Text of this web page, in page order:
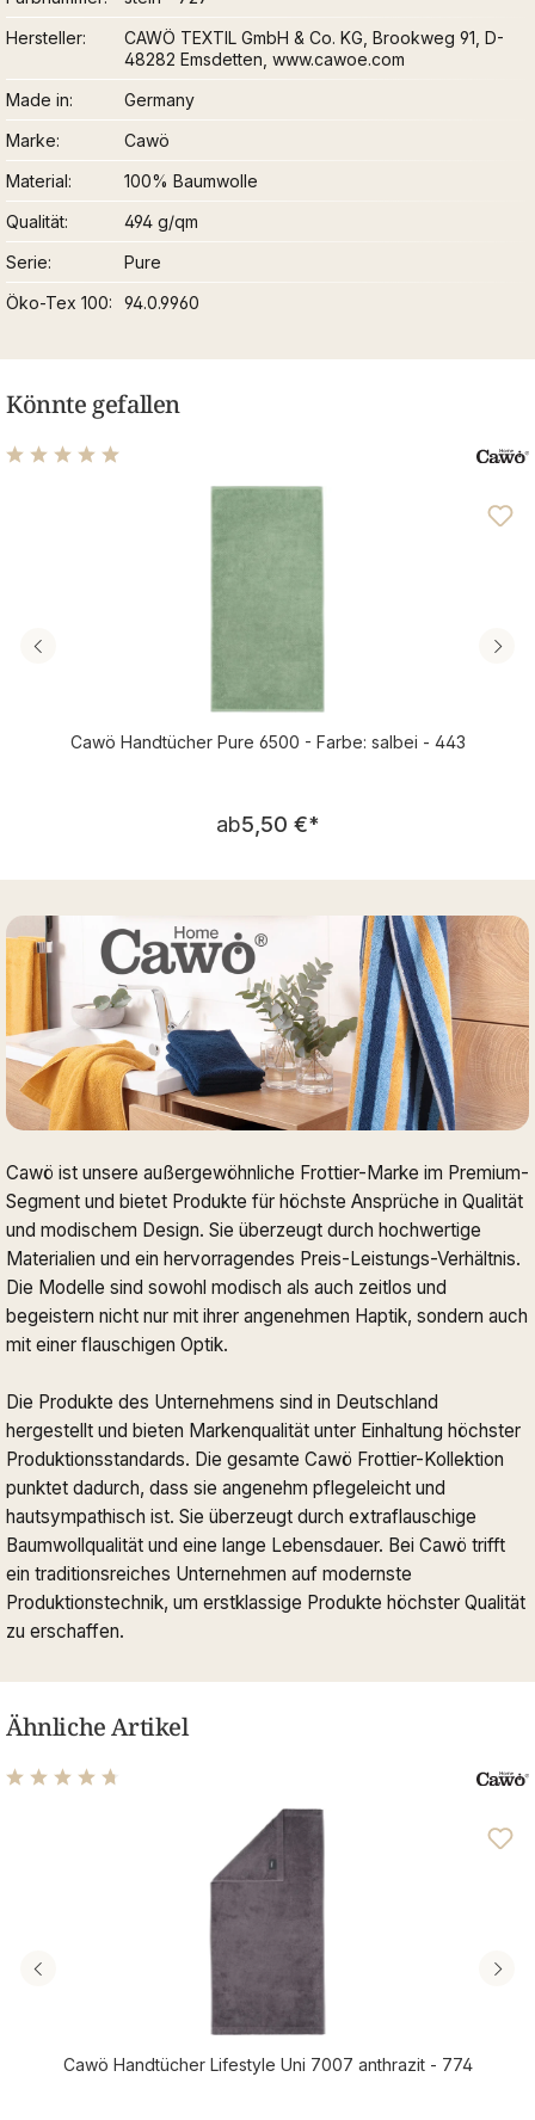
Hersteller
CAWÖ TEXTIL GmbH & Co. KG, Brookweg 91, D-
48282 Emsdetten, www.cawoe.com
Made in
Germany
Marke
Cawö
Material
100% Baumwolle
Qualität
494 g/qm
Serie
Pure
Öko-Tex 100
94.0.9960
Könnte gefallen
Durchschnittliche Bewertung von 4.89 von 5 Sternen
Cawö Handtücher Pure 6500 - Farbe: salbei - 443
Regulärer Preis:
ab5,50 €*
Cawö ist unsere außergewöhnliche Frottier-Marke im Premium-
Segment und bietet Produkte für höchste Ansprüche in Qualität
und modischem Design. Sie überzeugt durch hochwertige
Materialien und ein hervorragendes Preis-Leistungs-Verhältnis.
Die Modelle sind sowohl modisch als auch zeitlos und
begeistern nicht nur mit ihrer angenehmen Haptik, sondern auch
mit einer flauschigen Optik.
Die Produkte des Unternehmens sind in Deutschland
hergestellt und bieten Markenqualität unter Einhaltung höchster
Produktionsstandards. Die gesamte Cawö Frottier-Kollektion
punktet dadurch, dass sie angenehm pflegeleicht und
hautsympathisch ist. Sie überzeugt durch extraflauschige
Baumwollqualität und eine lange Lebensdauer. Bei Cawö trifft
ein traditionsreiches Unternehmen auf modernste
Produktionstechnik, um erstklassige Produkte höchster Qualität
zu erschaffen.
Ähnliche Artikel
Durchschnittliche Bewertung von 4.76 von 5 Sternen
Cawö Handtücher Lifestyle Uni 7007 anthrazit - 774